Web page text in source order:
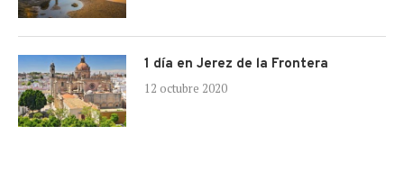
1 día en Jerez de la Frontera
12 octubre 2020